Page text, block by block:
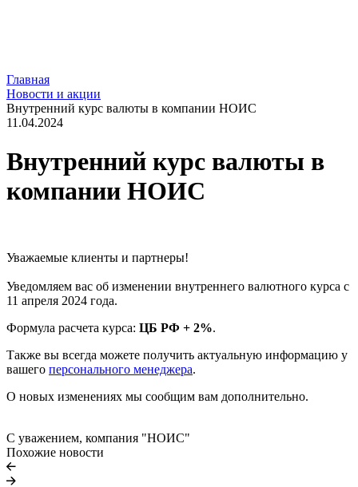
Главная
Новости и акции
Внутренний курс валюты в компании НОИС
11.04.2024
Внутренний курс валюты в
компании НОИС
Уважаемые клиенты и партнеры!
Уведомляем вас об изменении внутреннего валютного курса с
11 апреля 2024 года.
Формула расчета курса: ЦБ РФ + 2%.
Также вы всегда можете получить актуальную информацию у
вашего персонального менеджера.
О новых изменениях мы сообщим вам дополнительно.
С уважением, компания "НОИС"
Похожие новости